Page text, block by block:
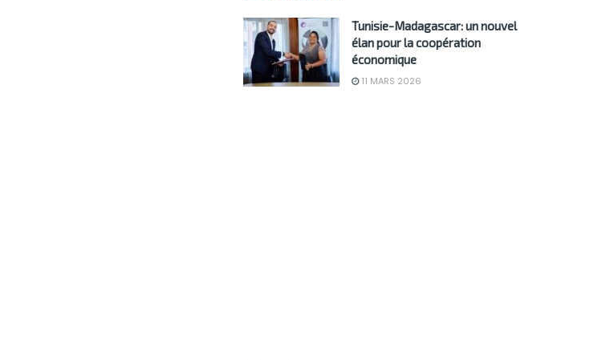
Tunisie-Madagascar: un nouvel
élan pour la coopération
économique
11 MARS 2026